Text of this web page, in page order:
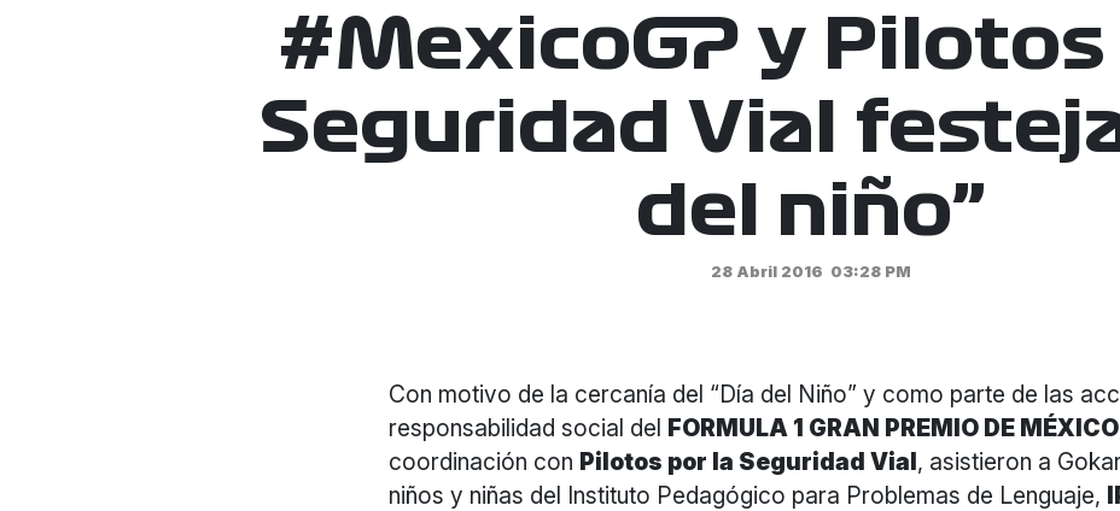
#MexicoGP y Pilotos
Seguridad Vial
del niño”
28 Abril 2016 03:28 PM
Con motivo de la cercanía del “Día del Niño” y como parte de las
responsabilidad social del FORMULA 1 GRAN PREMIO DE MÉXICO
coordinación con Pilotos por la Seguridad Vial, asistieron a
niños y niñas del Instituto Pedagógico para Problemas de Lenguaje,